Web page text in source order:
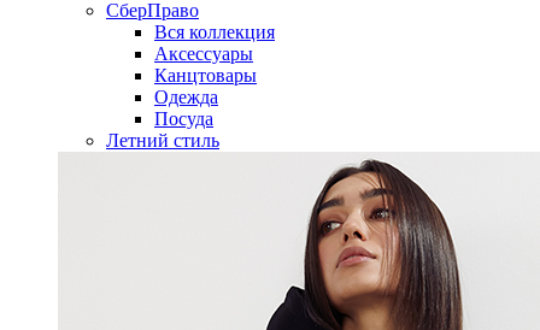
СберПраво
Вся коллекция
Аксессуары
Канцтовары
Одежда
Посуда
Летний стиль